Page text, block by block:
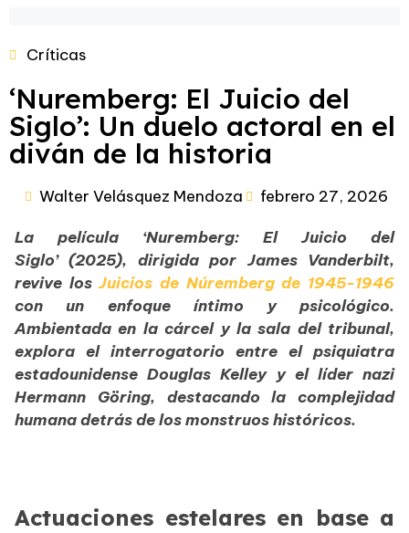
Críticas
‘Nuremberg: El Juicio del
Siglo’: Un duelo actoral en el
diván de la historia
Walter Velásquez Mendoza febrero 27, 2026
La película ‘Nuremberg: El Juicio del
Siglo’ (2025), dirigida por James Vanderbilt,
revive losJuicios de Núremberg de 1945-1946
con un enfoque íntimo y psicológico.
Ambientada en la cárcel y la sala del tribunal,
explora el interrogatorio entre el psiquiatra
estadounidense Douglas Kelley y el líder nazi
Hermann Göring, destacando la complejidad
humana detrás de los monstruos históricos.
Actuaciones estelares en base a